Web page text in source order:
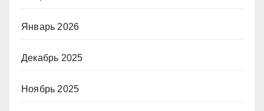
Январь 2026
Декабрь 2025
Ноябрь 2025